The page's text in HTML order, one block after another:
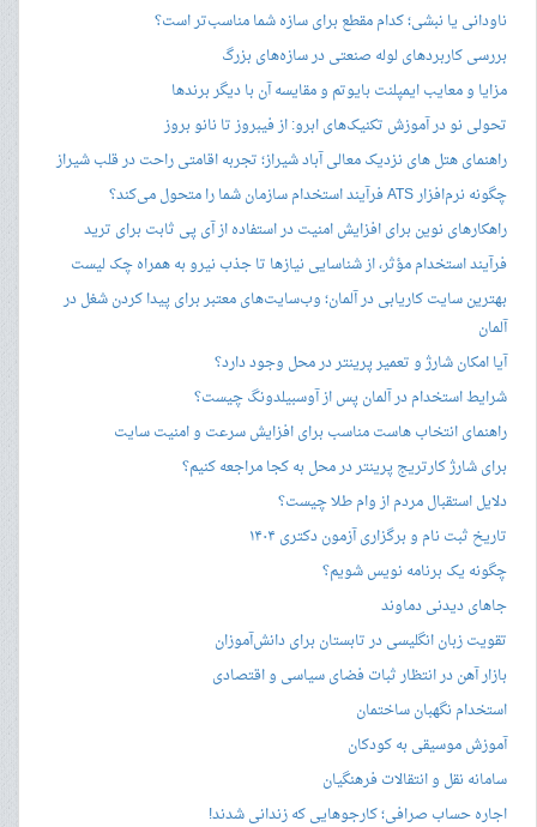
ناودانی یا نبشی؛ کدام مقطع برای سازه شما مناسب‌تر است؟
بررسی کاربردهای لوله صنعتی در سازه‌های بزرگ
مزایا و معایب ایمپلنت بایوتم و مقایسه آن با دیگر برندها
تحولی نو در آموزش تکنیک‌های ابرو: از فیبروز تا نانو بروز
راهنمای هتل های نزدیک معالی آباد شیراز؛ تجربه اقامتی راحت در قلب شیراز
چگونه نرم‌افزار ATS فرآیند استخدام سازمان شما را متحول می‌کند؟
راهکارهای نوین برای افزایش امنیت در استفاده از آی پی ثابت برای ترید
فرآیند استخدام مؤثر، از شناسایی نیازها تا جذب نیرو به همراه چک لیست
بهترین سایت کاریابی در آلمان؛ وب‌سایت‌های معتبر برای پیدا کردن شغل در
آلمان
آیا امکان شارژ و تعمیر پرینتر در محل وجود دارد؟
شرایط استخدام در آلمان پس از آوسبیلدونگ چیست؟
راهنمای انتخاب هاست مناسب برای افزایش سرعت و امنیت سایت
برای شارژ کارتریج پرینتر در محل به کجا مراجعه کنیم؟
دلایل استقبال مردم از وام طلا چیست؟
تاریخ ثبت نام و برگزاری آزمون دکتری ۱۴۰۴
چگونه یک برنامه نویس شویم؟
جاهای دیدنی دماوند
تقویت زبان انگلیسی در تابستان برای دانش‌آموزان
بازار آهن در انتظار ثبات فضای سیاسی و اقتصادی
استخدام نگهبان ساختمان
آموزش موسیقی به کودکان
سامانه نقل و انتقالات فرهنگیان
اجاره حساب صرافی؛ کارجوهایی که زندانی شدند!